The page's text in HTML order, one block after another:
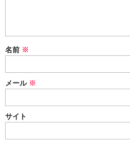
名前 ※
メール ※
サイト